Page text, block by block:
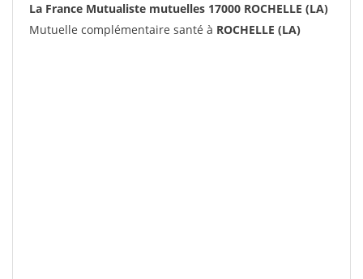
La France Mutualiste mutuelles 17000 ROCHELLE (LA)
Mutuelle complémentaire santé à ROCHELLE (LA)